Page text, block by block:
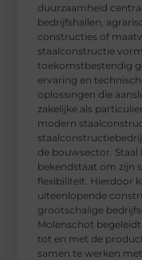
duurzaamheid
bedrijfshallen,
constructies of
staalconstructie
toekomstbestendig
ervaring en
oplossingen die
zakelijke als
modern
de bouwsector. Staal
bekendstaat om zijn
flexibiliteit. Hierdoor
uiteenlopende
grootschalige
Molenschot
tot en met de
samen te werken